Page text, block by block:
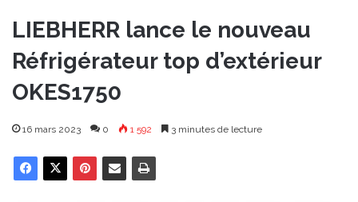
LIEBHERR lance le nouveau
Réfrigérateur top d’extérieur
OKES1750
16 mars 2023 0 1 592 3 minutes de lecture